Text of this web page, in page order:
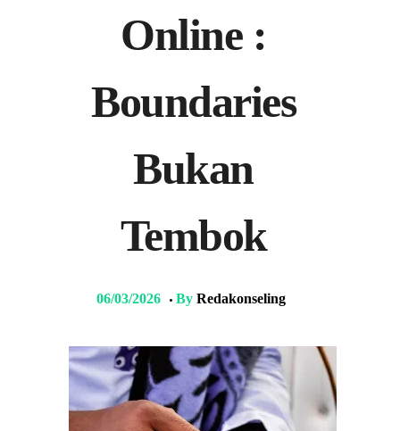
Online :
Boundaries
Bukan
Tembok
06/03/2026 By Redakonseling